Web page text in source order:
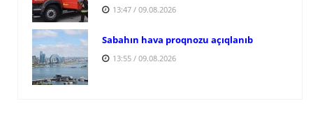
13:47 / 09.08.2026
Sabahın hava proqnozu açıqlanıb
13:55 / 09.08.2026